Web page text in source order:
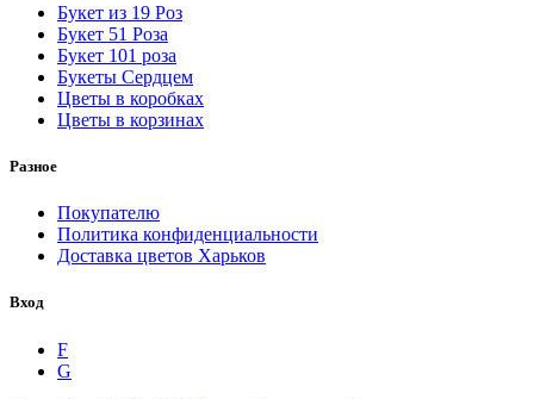
Букет из 19 Роз
Букет 51 Роза
Букет 101 роза
Букеты Сердцем
Цветы в коробках
Цветы в корзинах
Разное
Покупателю
Политика конфиденциальности
Доставка цветов Харьков
Вход
F
G